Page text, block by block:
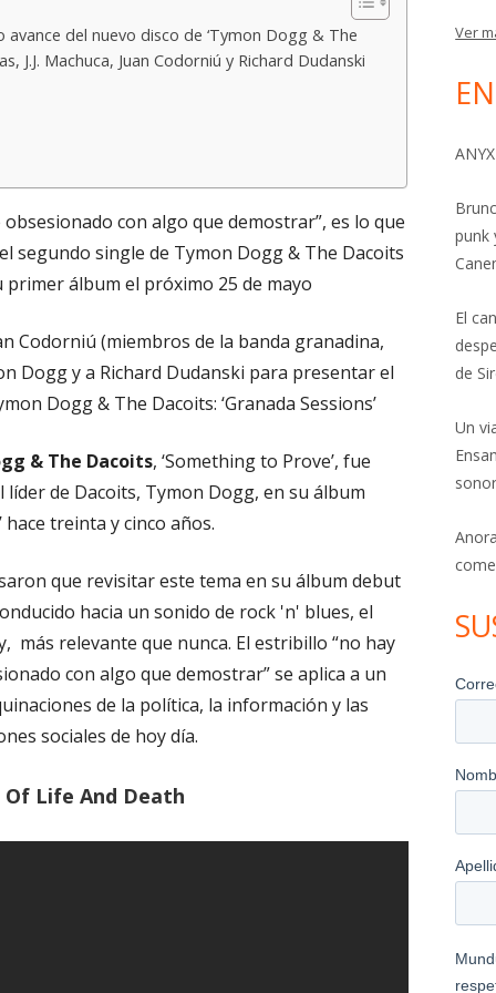
avance del nuevo disco de ‘Tymon Dogg & The
J.J. Machuca, Juan Codorniú y Richard Dudanski
con algo que demostrar”, es lo que
segundo single de Tymon Dogg & The Dacoits
primer álbum el próximo 25 de mayo
Codorniú (miembros de la banda granadina,
Dogg y a Richard Dudanski para presentar el
Dogg & The Dacoits: ‘Granada Sessions’
& The Dacoits, ‘Something to Prove’, fue
de Dacoits, Tymon Dogg, en su álbum
hace treinta y cinco años.
que revisitar este tema en su álbum debut
hacia un sonido de rock 'n' blues, el
más relevante que nunca. El estribillo “no hay
con algo que demostrar” se aplica a un
de la política, la información y las
sociales de hoy día.
Of Life And Death
Ver
punk
El
de
Un